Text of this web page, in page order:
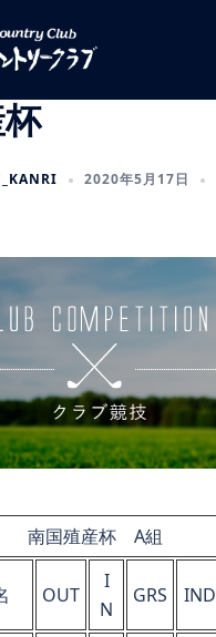
2020年5月17日
南国殖産杯 A組
OUT
I
N
GRS IND